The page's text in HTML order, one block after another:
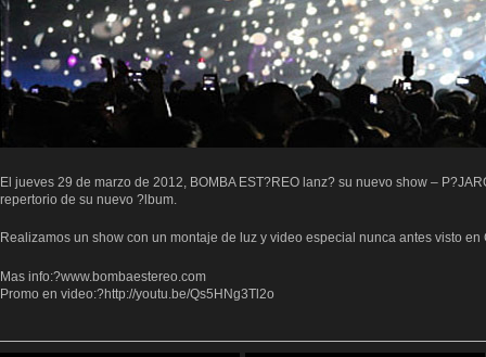
El jueves 29 de marzo de 2012, BOMBA EST?REO lanz? su nuevo show –
repertorio de su nuevo ?lbum.
Realizamos un show con un montaje de luz y video especial nunca antes visto
Mas info:?www.bombaestereo.com
Promo en video:?http://youtu.be/Qs5HNg3Tl2o